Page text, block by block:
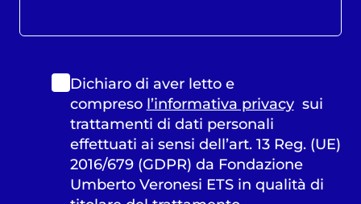
Dichiaro di aver letto e
compreso l’informativa privacysui
trattamenti di dati personali
effettuati ai sensi dell’art. 13 Reg. (UE)
2016/679 (GDPR) da Fondazione
Umberto Veronesi ETS in qualità di